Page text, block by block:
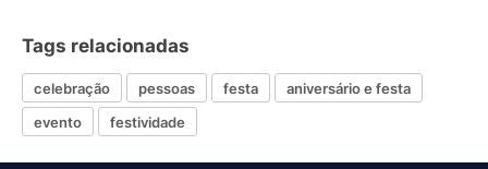
Tags relacionadas
celebração pessoas festa
aniversário e festa
evento
festividade